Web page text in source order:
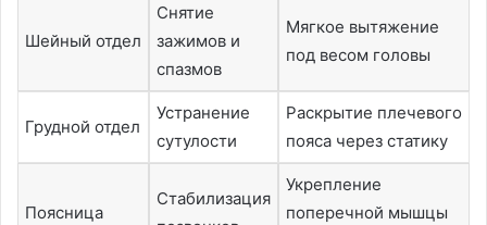
Шейный отдел
Снятие
зажимов и
спазмов
Мягкое вытяжение
под весом головы
Грудной отдел
Устранение
сутулости
Раскрытие плечевого
пояса через статику
Поясница
Стабилизация
Укрепление
поперечной мышцы